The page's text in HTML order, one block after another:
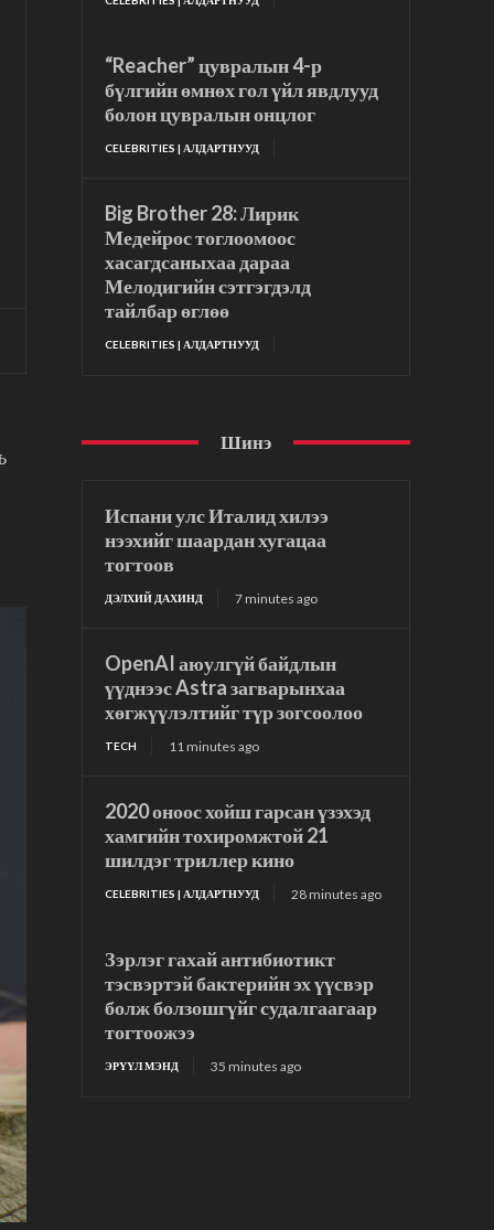
“Reacher” цувралын 4-р
бүлгийн өмнөх гол үйл явдлууд
болон цувралын онцлог
CELEBRITIES | АЛДАРТНУУД
Big Brother 28: Лирик
Медейрос тоглоомоос
хасагдсаныхаа дараа
Мелодигийн сэтгэгдэлд
тайлбар өглөө
CELEBRITIES | АЛДАРТНУУД
Шинэ
Испани улс Италид хилээ
нээхийг шаардан хугацаа
тогтоов
ДЭЛХИЙ ДАХИНД 7 minutes ago
OpenAI аюулгүй байдлын
үүднээс Astra загварынхаа
хөгжүүлэлтийг түр зогсоолоо
TECH 11 minutes ago
2020 оноос хойш гарсан үзэхэд
хамгийн тохиромжтой 21
шилдэг триллер кино
CELEBRITIES | АЛДАРТНУУД 28 minutes ago
Зэрлэг гахай антибиотикт
тэсвэртэй бактерийн эх үүсвэр
болж болзошгүйг судалгаагаар
тогтоожээ
ЭРҮҮЛ МЭНД 35 minutes ago